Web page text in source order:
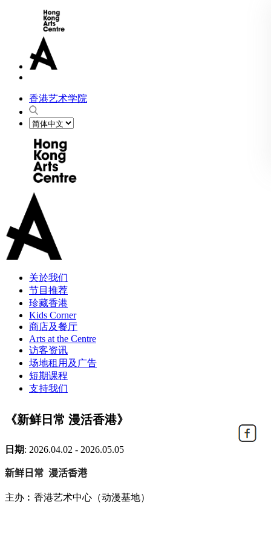
香港艺术学院
关於我们
节目推荐
珍藏香港
Kids Corner
商店及餐厅
Arts at the Centre
访客资讯
场地租用及广告
短期课程
支持我们
《新鲜日常 漫活香港》
日期: 2026.04.02 - 2026.05.05
新鲜 日常 漫活香港
主办︰ 香港艺术中心（动漫基地）